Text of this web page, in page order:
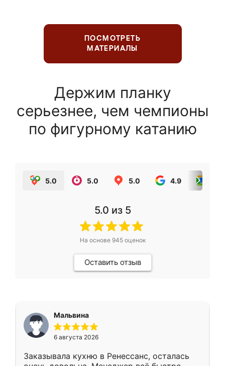
ПОСМОТРЕТЬ
МАТЕРИАЛЫ
Держим планку
серьезнее, чем чемпионы
по фигурному катанию
5.0 5.0 5.0 4.9
5.0 из 5
На основе 945оценок
Оставить отзыв
Мальвина
6 августа 2026
Заказывала кухню в Ренессанс, осталась